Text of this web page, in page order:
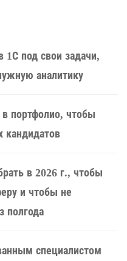
1С под свои задачи,
аналитику
в портфолио, чтобы
кандидатов
в 2026 г., чтобы
и чтобы не
полгода
специалистом